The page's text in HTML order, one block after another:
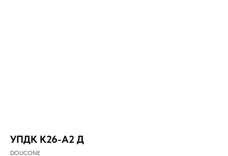
УПДК К26-А2 Д
DOUCONE